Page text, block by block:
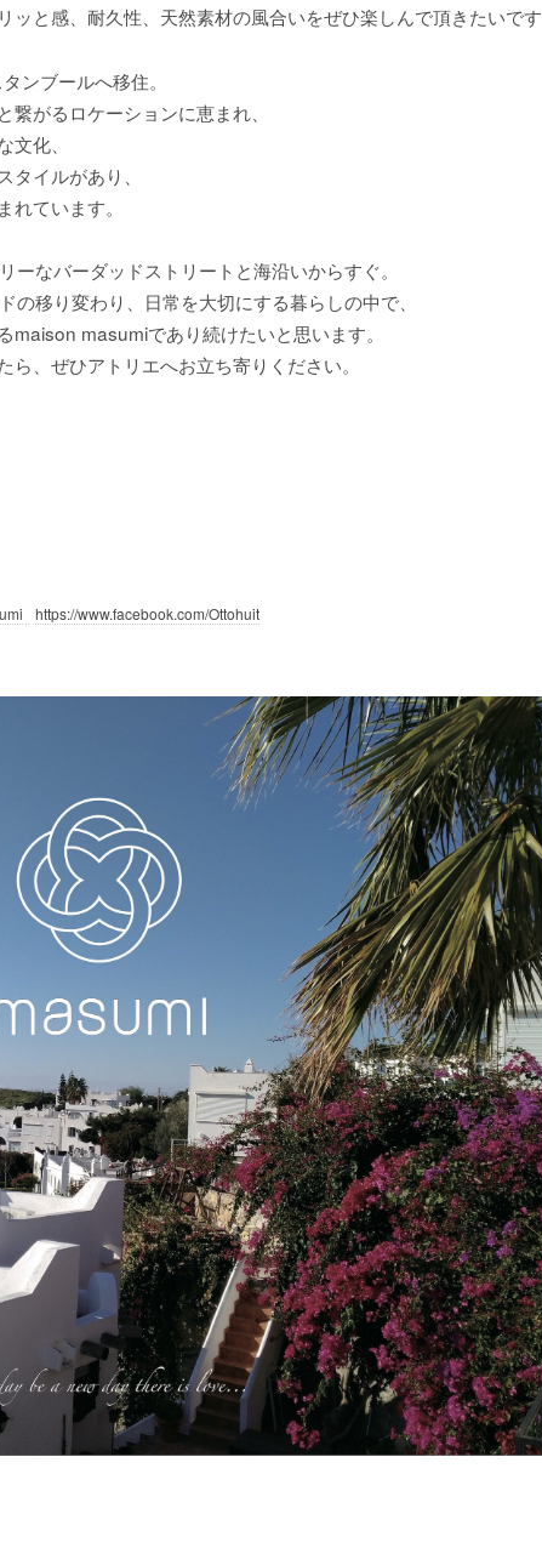
ッと感、耐久性、天然素材の風合いをぜひ楽しんで頂きたいです
ンブールへ移住。
がるロケーションに恵まれ、
化、
イルがあり、
ています。
ーなバーダッドストリートと海沿いからすぐ。
の移り変わり、日常を大切にする暮らしの中で、
maison masumiであり続けたいと思います。
、ぜひアトリエへお立ち寄りください。
https://www.facebook.com/Ottohuit